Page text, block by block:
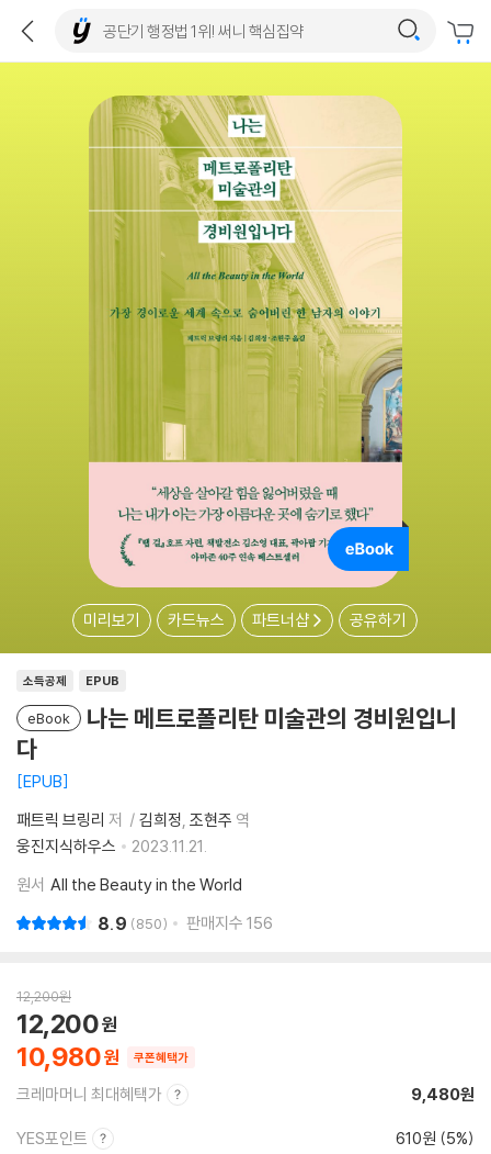
미리보기 카드뉴스 파트너샵 공유하기
소득공제 EPUB
eBook
나는 메트로폴리탄 미술관의 경비원입니
다
EPUB
패트릭 브링리 저 김희정 조현주 역
웅진지식하우스
2023.11.21.
원서 All the Beauty in the World
8.9 850 판매지수 156
12,200원
10,980
12,200
쿠폰혜택가
크레마머니 최대혜택가 9,480원
YES포인트 610원 (5%)